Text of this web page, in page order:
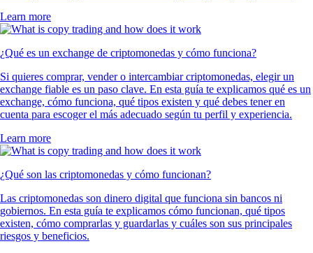
Learn more
¿Qué es un exchange de criptomonedas y cómo funciona?
Si quieres comprar, vender o intercambiar criptomonedas, elegir un
exchange fiable es un paso clave. En esta guía te explicamos qué es un
exchange, cómo funciona, qué tipos existen y qué debes tener en
cuenta para escoger el más adecuado según tu perfil y experiencia.
Learn more
¿Qué son las criptomonedas y cómo funcionan?
Las criptomonedas son dinero digital que funciona sin bancos ni
gobiernos. En esta guía te explicamos cómo funcionan, qué tipos
existen, cómo comprarlas y guardarlas y cuáles son sus principales
riesgos y beneficios.